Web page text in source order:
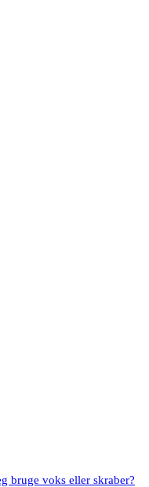
bruge voks eller skraber?